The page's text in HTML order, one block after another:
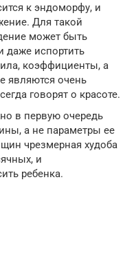
к эндоморфу, и
Для такой
может быть
даже испортить
коэффициенты, а
являются очень
говорят о красоте.
в первую очередь
а не параметры ее
чрезмерная худоба
и
ребенка.